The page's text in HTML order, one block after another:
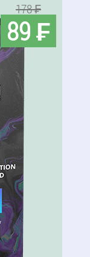
178 ₣
89 ₣